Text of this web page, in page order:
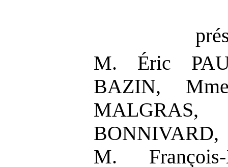
M. Éric
BAZIN,
M.